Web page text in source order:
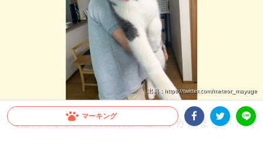
マーキング
出典 : https://twitter.com/meteor_mayuge
【驚愕！】大型犬の成長スピードが凄まじい！飼